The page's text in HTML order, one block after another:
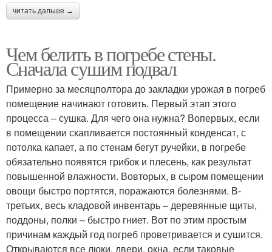
читать дальше →
Чем белить в погребе стены.
Сначала сушим подвал
Примерно за месяц­полтора до закладки урожая в погреб
помещение начинают готовить. Первый этап этого
процесса – сушка. Для чего она нужна? Во­первых, если
в помещении скапливается постоянный конденсат, с
потолка капает, а по стенам бегут ручейки, в погребе
обязательно появятся грибок и плесень, как результат
повышенной влажности. Во­вторых, в сыром помещении
овощи быстро портятся, поражаются болезнями. В­
третьих, весь кладовой инвентарь – деревянные щиты,
поддоны, полки – быстро гниет. Вот по этим простым
причинам каждый год погреб проветривается и сушится.
Открываются все люки, двери, окна, если таковые